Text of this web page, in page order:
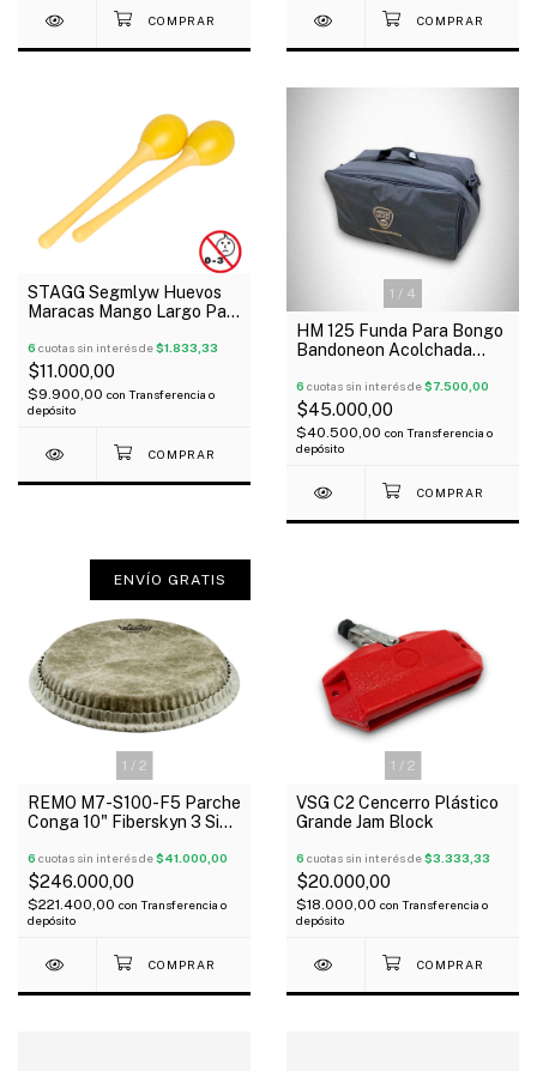
STAGG Segmlyw Huevos
Maracas Mango Largo Par
6 cuotas sin interés de$1.833,33
$11.000,00
$9.900,00 con Transferencia o
depósito
1 / 4
HM 125 Funda Para Bongo
Bandoneon Acolchada
6 cuotas sin interés de$7.500,00
$45.000,00
$40.500,00 con Transferencia o
depósito
1 / 2
ENVÍO GRATIS
REMO M7-S100-F5 Parche
Conga 10" Fiberskyn 3 Simil
6 cuotas sin interés de$41.000,00
$246.000,00
$221.400,00 con Transferencia o
depósito
1 / 2
VSG C2 Cencerro Plástico
Grande Jam Block
6 cuotas sin interés de$3.333,33
$20.000,00
$18.000,00 con Transferencia o
depósito